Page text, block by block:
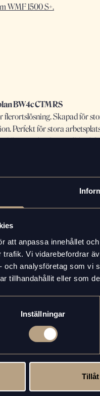
att anpassa innehållet
Vi vidarebefordrar
och analysföretag som vi
tillhandahållit eller som
Inställningar
WMF 1500 S+.
BW4c CTM RS
flerortslösning. Skapad för
Perfekt för stora
Thermoplan BW4c CTM RS.
helautomatisk maskin med
på kaffet.